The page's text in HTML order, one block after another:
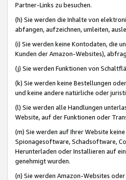
Partner-Links zu besuchen.
(h) Sie werden die Inhalte von
abfangen, aufzeichnen, umleiten,
(i) Sie werden keine Kontodaten, die
Kunden der Amazon-Websites),
(j) Sie werden Funktionen von
(k) Sie werden keine Bestellungen
und keine andere natürliche oder
(l) Sie werden alle Handlungen
Website, auf der Funktionen oder
(m) Sie werden auf Ihrer Website
Spionagesoftware, Schadsoftware,
Herunterladen oder Installieren auf
genehmigt wurden.
(n) Sie werden Amazon-Websites